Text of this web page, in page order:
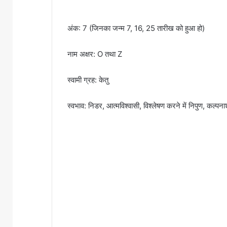
अंक: 7 (जिनका जन्म 7, 16, 25 तारीख को हुआ हो)
नाम अक्षर: O तथा Z
स्वामी ग्रह: केतु
स्वभाव: निडर, आत्मविश्वासी, विश्लेषण करने में निपुण,